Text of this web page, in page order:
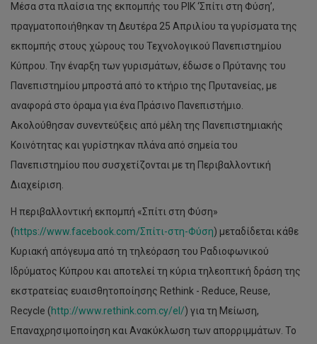
Μέσα στα πλαίσια της εκπομπής του ΡΙΚ ‘Σπίτι στη Φύση’,
πραγματοποιήθηκαν τη Δευτέρα 25 Απριλίου τα γυρίσματα της
εκπομπής στους χώρους του Τεχνολογικού Πανεπιστημίου
Κύπρου. Την έναρξη των γυρισμάτων, έδωσε ο Πρύτανης του
Πανεπιστημίου μπροστά από το κτήριο της Πρυτανείας, με
αναφορά στο όραμα για ένα Πράσινο Πανεπιστήμιο.
Ακολούθησαν συνεντεύξεις από μέλη της Πανεπιστημιακής
Κοινότητας και γυρίστηκαν πλάνα από σημεία του
Πανεπιστημίου που συσχετίζονται με τη Περιβαλλοντική
Διαχείριση.
Η περιβαλλοντική εκπομπή «Σπίτι στη Φύση»
(https://www.facebook.com/Σπίτι-στη-Φύση) μεταδίδεται κάθε
Κυριακή απόγευμα από τη τηλεόραση του Ραδιοφωνικού
Ιδρύματος Κύπρου και αποτελεί τη κύρια τηλεοπτική δράση της
εκστρατείας ευαισθητοποίησης Rethink - Reduce, Reuse,
Recycle (http://www.rethink.com.cy/el/) για τη Μείωση,
Επαναχρησιμοποίηση και Ανακύκλωση των απορριμμάτων. Το